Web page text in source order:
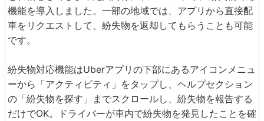
機能を導入しました。一部の地域では、アプリから直接配
車をリクエストして、紛失物を返却してもらうことも可能
です。
紛失物対応機能はUberアプリの下部にあるアイコンメニュ
ーから「アクティビティ」をタップし、ヘルプセクション
の「紛失物を探す」までスクロールし、紛失物を報告する
だけでOK。ドライバーが車内で紛失物を発見したことを確